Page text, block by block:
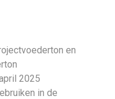
en
2025
in de